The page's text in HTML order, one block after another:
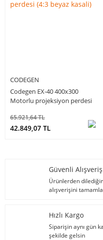
CODEGEN
Codegen EX-40 400x300
Motorlu projeksiyon perdesi
65.921,64 TL
42.849,07 TL
Güvenli Alışveriş
Ürünlerden
alışverişini
Hızlı Kargo
Siparişin aynı gün
şekilde gelsin